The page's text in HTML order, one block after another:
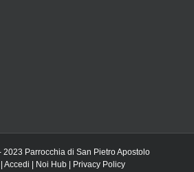
Parrocchia di San Pietro Apostolo
Accedi Noi Hub| Privacy Policy